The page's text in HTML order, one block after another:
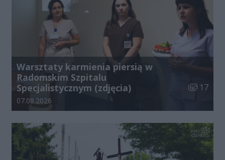
Warsztaty karmienia piersią w
Radomskim Szpitalu
Specjalistycznym (zdjęcia)
Liczba
17
Data dodania galerii:
07.08.2026